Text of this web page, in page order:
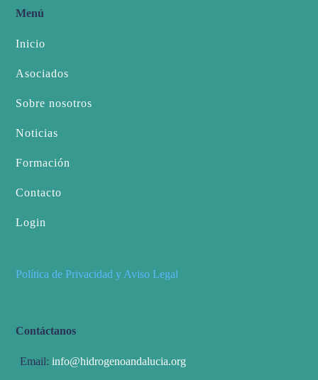
Menú
Inicio
Asociados
Sobre nosotros
Noticias
Formación
Contacto
Login
Política de Privacidad y Aviso Legal
Contáctanos
Email: info@hidrogenoandalucia.org